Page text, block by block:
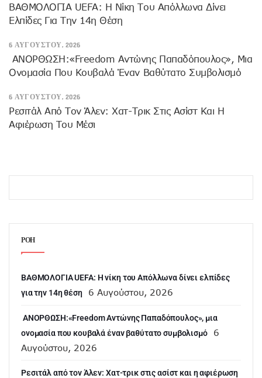
ΒΑΘΜΟΛΟΓΙΑ UEFA: Η Νίκη Του Απόλλωνα Δίνει
Ελπίδες Για Την 14η Θέση
6 ΑΥΓΟΎΣΤΟΥ, 2026
ANOΡΘΩΣΗ:«Freedom Αντώνης Παπαδόπουλος», Μια
Ονομασία Που Κουβαλά Έναν Βαθύτατο Συμβολισμό
6 ΑΥΓΟΎΣΤΟΥ, 2026
Ρεσιτάλ Από Τον Άλεν: Χατ-Τρικ Στις Ασίστ Και Η
Αφιέρωση Του Μέσι
ΡΟΗ
ΒΑΘΜΟΛΟΓΙΑ UEFA: Η νίκη του Απόλλωνα δίνει ελπίδες
για την 14η θέση
6 Αυγούστου, 2026
ANOΡΘΩΣΗ:«Freedom Αντώνης Παπαδόπουλος», μια
ονομασία που κουβαλά έναν βαθύτατο συμβολισμό
6
Αυγούστου, 2026
Ρεσιτάλ από τον Άλεν: Χατ-τρικ στις ασίστ και η αφιέρωση